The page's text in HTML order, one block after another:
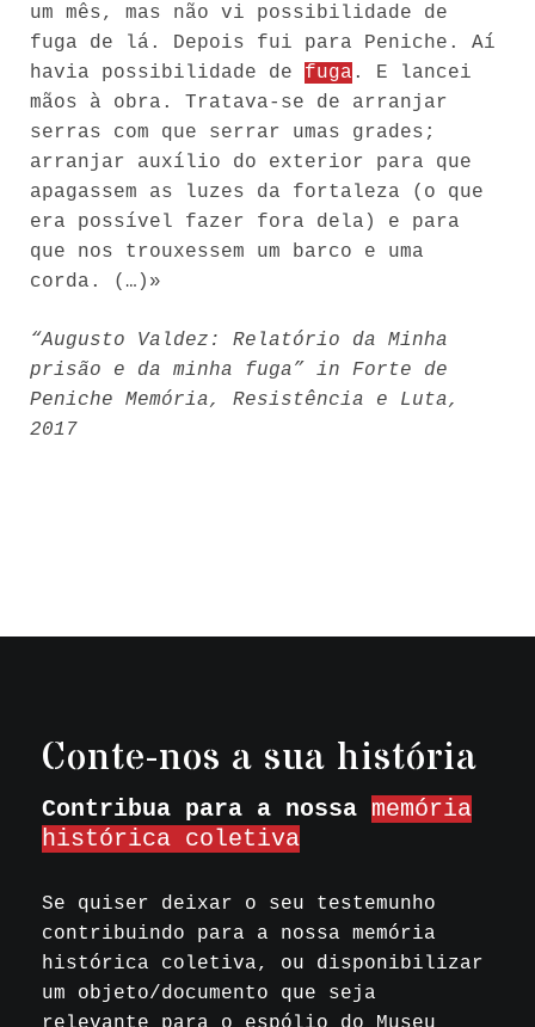
um mês, mas não vi possibilidade de
fuga de lá. Depois fui para Peniche. Aí
havia possibilidade de fuga . E lancei
mãos à obra. Tratava-se de arranjar
serras com que serrar umas grades;
arranjar auxílio do exterior para que
apagassem as luzes da fortaleza (o que
era possível fazer fora dela) e para
que nos trouxessem um barco e uma
corda. (…)»
“Augusto Valdez: Relatório da Minha
prisão e da minha fuga” in Forte de
Peniche Memória, Resistência e Luta,
2017
Conte-nos a sua história
Contribua para a nossa memória
histórica coletiva
Se quiser deixar o seu testemunho
contribuindo para a nossa memória
histórica coletiva, ou disponibilizar
um objeto/documento que seja